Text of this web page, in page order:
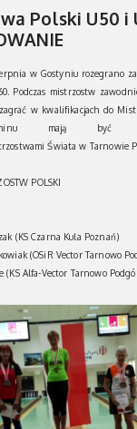
Polski U50 i
w Gostyniu rozegrano
Podczas mistrzostw
w kwalifikacjach do
mają być
Świata w Tarnowie
POLSKI
(KS Czarna Kula Poznań)
(OSiR Vector Tarnowo
(KS Alfa-Vector Tarnowo